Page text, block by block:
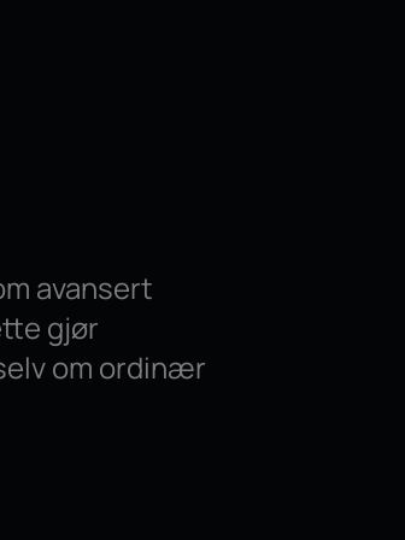
avansert
gjør
om ordinær